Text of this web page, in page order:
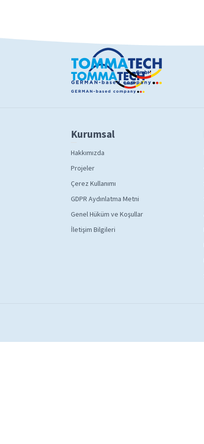
Kurumsal
Hakkımızda
Projeler
Çerez Kullanımı
GDPR Aydınlatma Metni
Genel Hüküm ve Koşullar
İletişim Bilgileri